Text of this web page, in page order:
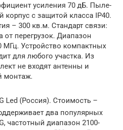
усиления 70 дБ. Пыле-
корпус с защитой класса IP40.
– 300 кв.м. Стандарт связи:
от перегрузок. Диапазон
МГц. Устройство компактных
для любого участка. Из
не входят антенны и
монтаж.
Led (Россия). Стоимость –
два популярных
частотный диапазон 2100-